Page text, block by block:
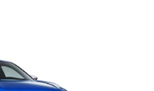
de mantenimiento del